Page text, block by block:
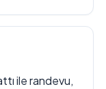
ile randevu,